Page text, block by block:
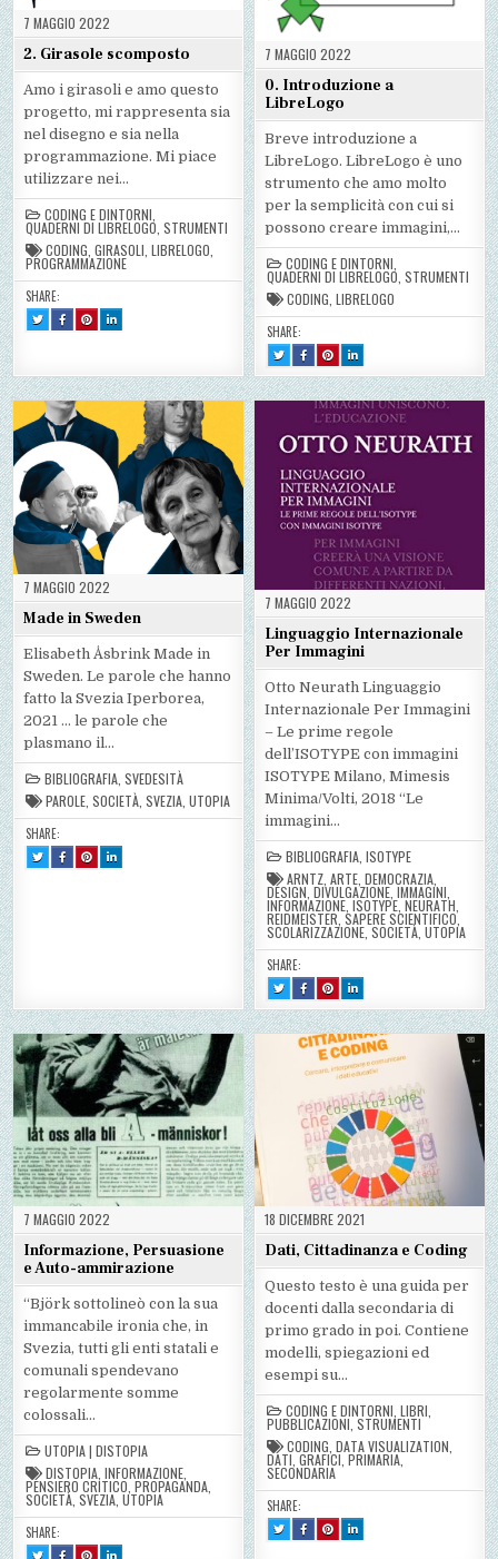
7 MAGGIO 2022
2. Girasole scomposto
Amo i girasoli e amo questo
progetto, mi rappresenta sia
nel disegno e sia nella
programmazione. Mi piace
utilizzare nei…
CODING E DINTORNI
QUADERNI DI LIBRELOGO ,STRUMENTI
CODING ,GIRASOLI ,LIBRELOGO
PROGRAMMAZIONE
SHARE:
TWEET
THIS!
SCOMPOSTO
SHARE
THIS
2.
GIRASOLE
SCOMPOSTO
SHARE
THIS
2.
GIRASOLE
SCOMPOSTO
SHARE
THIS
2.
GIRASOLE
SCOMPOSTO
7 MAGGIO 2022
0. Introduzione a
LibreLogo
Breve introduzione a
LibreLogo. LibreLogo è uno
strumento che amo molto
per la semplicità con cui si
possono creare immagini,…
CODING E DINTORNI
QUADERNI DI LIBRELOGO ,STRUMENTI
CODING ,LIBRELOGO
SHARE:
TWEET
THIS!
:
0.
INTRODUZIONE
LIBRELOGO
SHARE
THIS
ON
FACEBOOK
:
0.
INTRODUZIONE
A
LIBRELOGO
SHARE
THIS
ON
PINTEREST
:
0.
INTRODUZIONE
A
LIBRELOGO
SHARE
THIS
ON
LINKEDIN
:
0.
INTRODUZIONE
A
LIBRELOGO
7 MAGGIO 2022
Made in Sweden
Elisabeth Åsbrink Made in
Sweden. Le parole che hanno
fatto la Svezia Iperborea,
2021 … le parole che
plasmano il…
BIBLIOGRAFIA ,SVEDESITÀ
PAROLE ,SOCIETÀ ,SVEZIA ,UTOPIA
SHARE:
TWEET
THIS!
SHARE
THIS
SHARE
THIS
SHARE
THIS
7 MAGGIO 2022
Linguaggio Internazionale
Per Immagini
Otto Neurath Linguaggio
Internazionale Per Immagini
– Le prime regole
dell’ISOTYPE con immagini
ISOTYPE Milano, Mimesis
Minima/Volti, 2018 “Le
immagini…
BIBLIOGRAFIA ,ISOTYPE
ARNTZ ,ARTE ,DEMOCRAZIA
DESIGN ,DIVULGAZIONE ,IMMAGINI
INFORMAZIONE ,ISOTYPE ,NEURATH
REIDMEISTER ,SAPERE SCIENTIFICO,
SCOLARIZZAZIONE ,SOCIETÀ ,UTOPIA
SHARE:
TWEET
THIS!
:
LINGUAGGIO
INTERNAZIONALE
PER
IMMAGINI
SHARE
THIS
ON
FACEBOOK
:
LINGUAGGIO
INTERNAZIONALE
PER
IMMAGINI
SHARE
THIS
ON
PINTEREST
:
LINGUAGGIO
INTERNAZIONALE
PER
IMMAGINI
SHARE
THIS
ON
LINKEDIN
:
LINGUAGGIO
INTERNAZIONALE
PER
IMMAGINI
7 MAGGIO 2022
Informazione, Persuasione
e Auto-ammirazione
“Björk sottolineò con la sua
immancabile ironia che, in
Svezia, tutti gli enti statali e
comunali spendevano
regolarmente somme
colossali…
UTOPIA | DISTOPIA
DISTOPIA ,INFORMAZIONE
PENSIERO CRITICO ,PROPAGANDA
SOCIETÀ ,SVEZIA ,UTOPIA
SHARE:
TWEETSHARESHARESHARE
18 DICEMBRE 2021
Dati, Cittadinanza e Coding
Questo testo è una guida per
docenti dalla secondaria di
primo grado in poi. Contiene
modelli, spiegazioni ed
esempi su…
CODING E DINTORNI ,LIBRI
PUBBLICAZIONI ,STRUMENTI
CODING ,DATA VISUALIZATION
DATI ,GRAFICI ,PRIMARIA
SECONDARIA
SHARE:
TWEET
THIS!
SHARE
THIS
SHARE
THIS
SHARE
THIS